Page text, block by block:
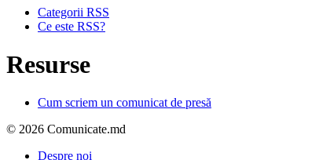
Categorii RSS
Ce este RSS?
Resurse
Cum scriem un comunicat de presă
© 2026 Comunicate.md
Despre noi